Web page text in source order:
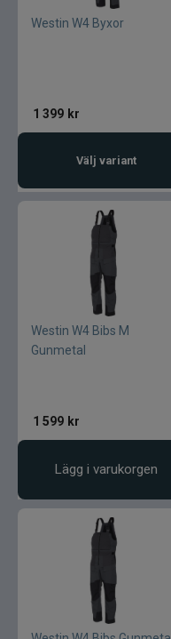
Westin W4 Byxor
1 399 kr
Välj variant
Westin W4 Bibs M
Gunmetal
1 599 kr
Lägg i varukorgen